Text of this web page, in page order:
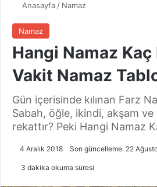
Anasayfa / Namaz
Namaz
Hangi Namaz Kaç
Vakit Namaz
Gün içerisinde kılınan Farz
Sabah, öğle, ikindi, akşam ve
rekattır? Peki Hangi Namaz
4 Aralık 2018 Son güncelleme: 22
3 dakika okuma süresi